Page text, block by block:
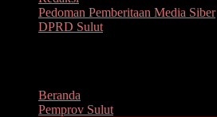
Pedoman Pemberitaan Media Siber
DPRD Sulut
Beranda
Pemprov Sulut